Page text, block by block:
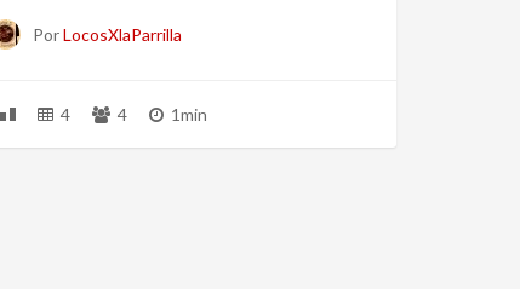
PorLocosXlaParrilla
4 4 1min